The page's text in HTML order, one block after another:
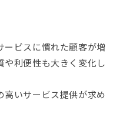
ービスに慣れた顧客が増
や利便性も大きく変化し
いサービス提供が求め